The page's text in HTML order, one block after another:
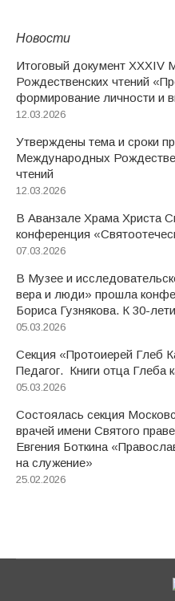
Новости
Итоговый документ XXХIV
Рождественских чтений
формирование личности и
12.03.2026
Утверждены тема и сроки
Международных
чтений
12.03.2026
В Аванзале Храма Христа
конференция
07.03.2026
В Музее и
вера и люди» прошла
Бориса Гузнякова. К 30-
05.03.2026
Секция «Протоиерей Глеб
Педагог. Книги отца Глеба
05.03.2026
Состоялась секция
врачей имени Святого
Евгения Боткина
на служение»
25.02.2026